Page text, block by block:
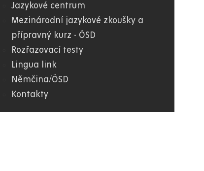
Jazykové centrum
Mezinárodní jazykové zkoušky a
přípravný kurz - ÖSD
Rozřazovací testy
Lingua link
Němčina/ÖSD
Kontakty